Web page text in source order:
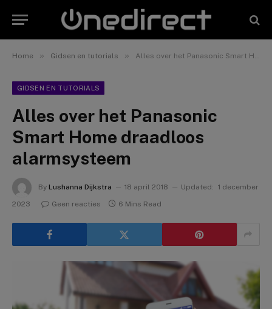
Home » Gidsen en tutorials » Alles over het Panasonic Smart Home draadloos alarmsysteem
GIDSEN EN TUTORIALS
Alles over het Panasonic
Smart Home draadloos
alarmsysteem
By Lushanna Dijkstra 18 april 2018 Updated: 1 december
2023
Geen reacties 6 Mins Read